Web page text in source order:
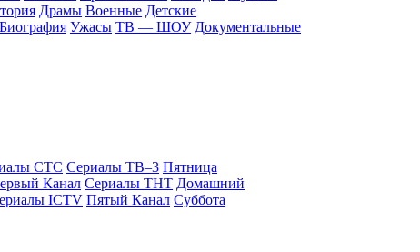
Дра­мы Во­ен­ные Дет­ские
Био­гра­фия Ужа­сы ТВ — ШОУ До­ку­мен­таль­ные
СТС Се­риа­лы ТВ–3 Пят­ни­ца
Ка­нал Се­риа­лы ТНТ До­маш­ний
ICTV Пя­тый Ка­нал Суб­бо­та